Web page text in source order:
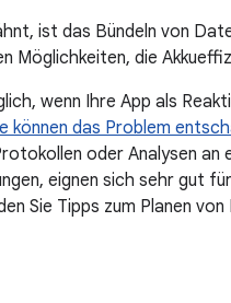
ist das Bündeln von
Möglichkeiten, die
wenn Ihre App als
können das Problem
oder Analysen
eignen sich sehr gut
Sie Tipps zum Planen